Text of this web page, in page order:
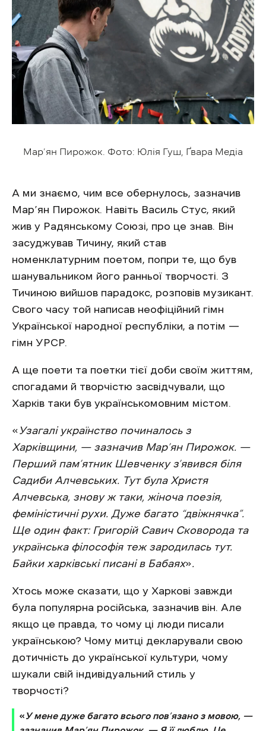
Мар’ян Пирожок. Фото: Юлія Гуш, Ґвара Медіа
А ми знаємо, чим все обернулось, зазначив
Мар’ян Пирожок. Навіть Василь Стус, який
жив у Радянському Союзі, про це знав. Він
засуджував Тичину, який став
номенклатурним поетом, попри те, що був
шанувальником його ранньої творчості. З
Тичиною вийшов парадокс, розповів музикант.
Свого часу той написав неофіційний гімн
Української народної республіки, а потім —
гімн УРСР.
А ще поети та поетки тієї доби своїм життям,
спогадами й творчістю засвідчували, що
Харків таки був українськомовним містом.
«Узагалі українство починалось з
Харківщини, — зазначив Мар’ян Пирожок. —
Перший пам’ятник Шевченку з’явився біля
Садиби Алчевських. Тут була Христя
Алчевська, знову ж таки, жіноча поезія,
феміністичні рухи. Дуже багато “двіжнячка”.
Ще один факт: Григорій Савич Сковорода та
українська філософія теж зародилась тут.
Байки харківські писані в Бабаях».
Хтось може сказати, що у Харкові завжди
була популярна російська, зазначив він. Але
якщо це правда, то чому ці люди писали
українською? Чому митці декларували свою
дотичність до української культури, чому
шукали свій індивідуальний стиль у
творчості?
« У мене дуже багато всього пов’язано з мовою, —